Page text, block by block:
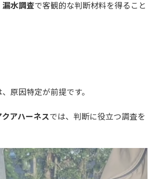
漏水調査で客観的な判断材料を得ること
原因特定が前提です。
アハーネスでは、判断に役立つ調査を